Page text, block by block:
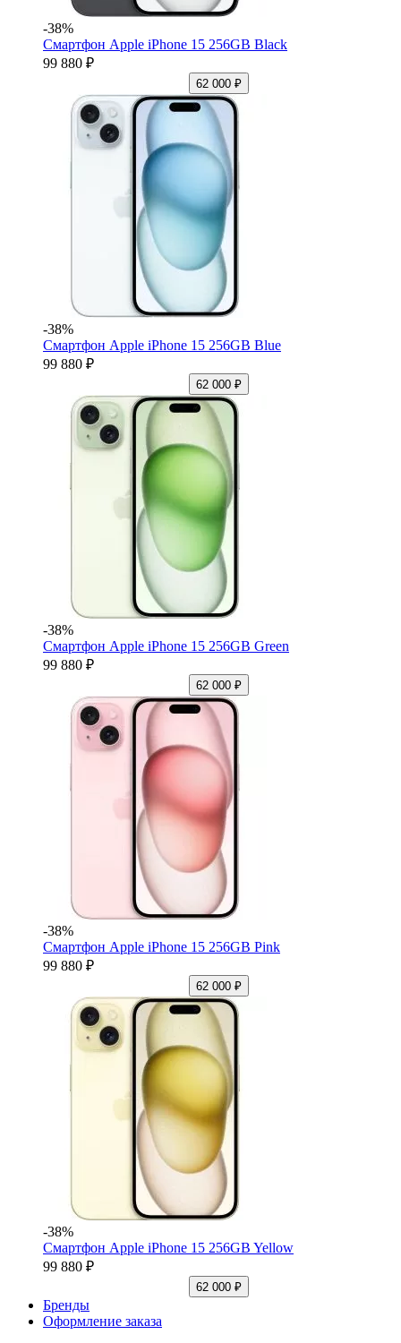
-38%
Смартфон Apple iPhone 15 256GB Black
99 880 ₽
62 000 ₽
-38%
Смартфон Apple iPhone 15 256GB Blue
99 880 ₽
62 000 ₽
-38%
Смартфон Apple iPhone 15 256GB Green
99 880 ₽
62 000 ₽
-38%
Смартфон Apple iPhone 15 256GB Pink
99 880 ₽
62 000 ₽
-38%
Смартфон Apple iPhone 15 256GB Yellow
99 880 ₽
62 000 ₽
Бренды
Оформление заказа